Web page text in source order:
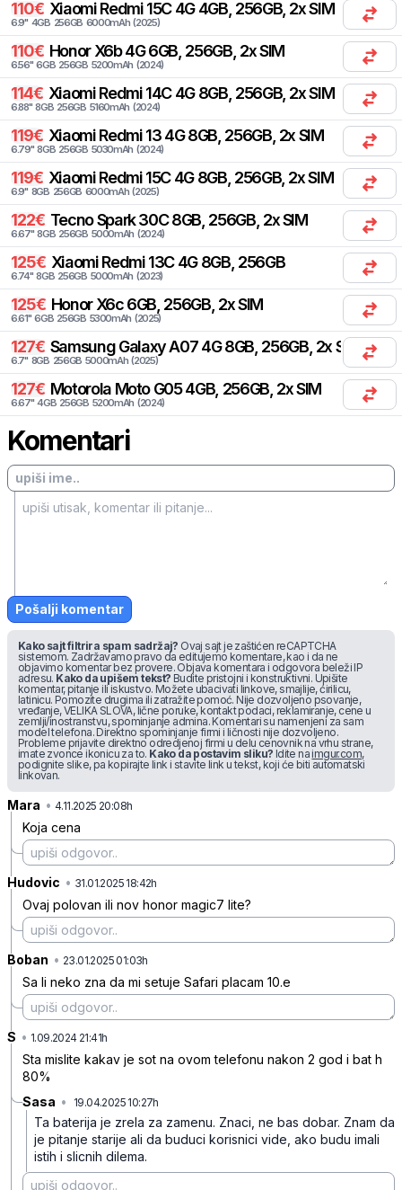
110€ Xiaomi Redmi 15C 4G 4GB, 256GB, 2x SIM
6.9" 4GB 256GB 6000mAh (2025)
110€ Honor X6b 4G 6GB, 256GB, 2x SIM
6.56" 6GB 256GB 5200mAh (2024)
114€ Xiaomi Redmi 14C 4G 8GB, 256GB, 2x SIM
6.88" 8GB 256GB 5160mAh (2024)
119€ Xiaomi Redmi 13 4G 8GB, 256GB, 2x SIM
6.79" 8GB 256GB 5030mAh (2024)
119€ Xiaomi Redmi 15C 4G 8GB, 256GB, 2x SIM
6.9" 8GB 256GB 6000mAh (2025)
122€ TecnoSpark 30C 8GB, 256GB, 2x SIM
6.67" 8GB 256GB 5000mAh (2024)
125€ Xiaomi Redmi 13C 4G 8GB, 256GB
6.74" 8GB 256GB 5000mAh (2023)
125€ Honor X6c 6GB, 256GB, 2x SIM
6.61" 6GB 256GB 5300mAh (2025)
127€ Samsung Galaxy A07 4G 8GB, 256GB, 2x SIM
6.7" 8GB 256GB 5000mAh (2025)
127€ Motorola Moto G05 4GB, 256GB, 2x SIM
6.67" 4GB 256GB 5200mAh (2024)
Komentari
Pošalji komentar
Kako sajt filtrira spam sadržaj? Ovaj sajt je zaštićen reCAPTCHA
sistemom. Zadržavamo pravo da editujemo komentare, kao i da ne
objavimo komentar bez provere. Objava komentara i odgovora beleži IP
adresu. Kako da upišem tekst? Budite pristojni i konstruktivni. Upišite
komentar, pitanje ili iskustvo. Možete ubacivati linkove, smajlije, ćirilicu,
latinicu. Pomozite drugima ili zatražite pomoć. Nije dozvoljeno psovanje,
vređanje, VELIKA SLOVA, lične poruke, kontakt podaci, reklamiranje, cene u
zemlji/inostranstvu, spominjanje admina. Komentari su namenjeni za sam
model telefona. Direktno spominjanje firmi i ličnosti nije dozvoljeno.
Probleme prijavite direktno odredjenoj firmi u delu cenovnik na vrhu strane,
imate zvonce ikonicu za to. Kako da postavim sliku? Idite na imgur.com,
podignite slike, pa kopirajte link i stavite link u tekst, koji će biti automatski
linkovan.
Mara • 4.11.2025 20:08h
Koja cena
Hudovic • 31.01.2025 18:42h
Ovaj polovan ili nov honor magic7 lite?
Boban • 23.01.2025 01:03h
Sa li neko zna da mi setuje Safari placam 10.e
S • 1.09.2024 21:41h
Sta mislite kakav je sot na ovom telefonu nakon 2 god i bat h
80%
Sasa • 19.04.2025 10:27h
Ta baterija je zrela za zamenu. Znaci, ne bas dobar. Znam da
je pitanje starije ali da buduci korisnici vide, ako budu imali
istih i slicnih dilema.